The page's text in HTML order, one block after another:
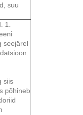
suu
1.
seejärel
siis
põhineb